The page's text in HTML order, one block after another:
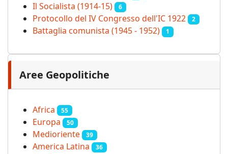
Il Socialista (1914‑15) 6
Protocollo del IV Congresso dell'IC 1922 2
Battaglia comunista (1945 - 1952) 1
Aree Geopolitiche
Africa 55
Europa 50
Medioriente 39
America Latina 36